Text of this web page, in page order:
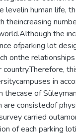
levelin human life,
theincreasing
the
ofparking lot
onthe relationships
in
thecase of Süleyman
are consistedof
carried
of each parking